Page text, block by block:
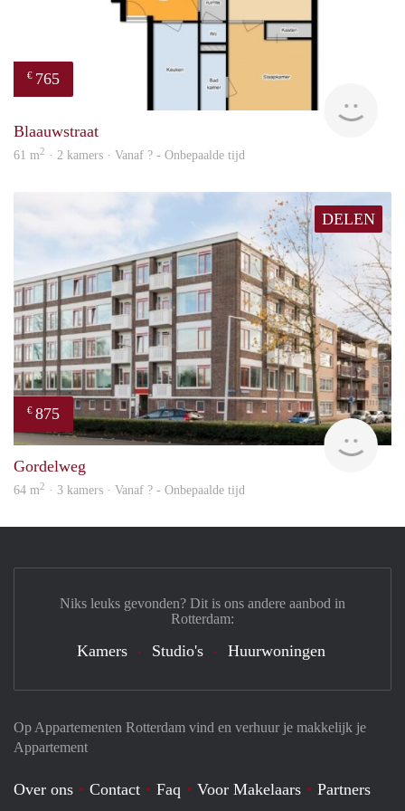
€ 765
Blaauwstraat
61 m2 · 2 kamers · Vanaf ? - Onbepaalde tijd
DELEN
€ 875
Gordelweg
64 m2 · 3 kamers · Vanaf ? - Onbepaalde tijd
Op Appartementen Rotterdam vind en verhuur je makkelijk je
Appartement
Over ons Contact Faq Voor Makelaars Partners
Niks leuks gevonden? Dit is ons andere aanbod in
Rotterdam:
Kamers Studio's Huurwoningen